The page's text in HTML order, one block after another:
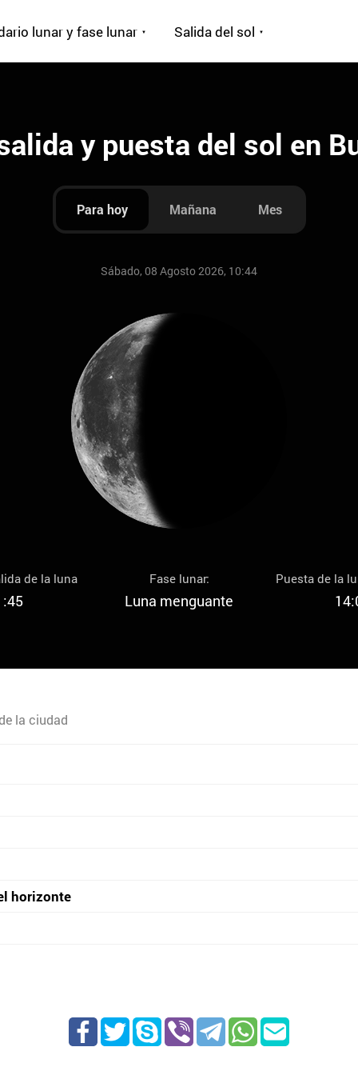
lunar y fase lunar Salida del sol
y puesta del sol en
Para hoy Mañana Mes
Sábado, 08 Agosto 2026, 10:44
de la luna Fase lunar:
Luna menguante
Puesta de la
la ciudad
horizonte